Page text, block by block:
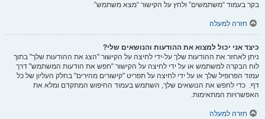
בקר בעמוד “משתמשים” ולחץ על הקישור “מצא משתמש”
חזרה למעלה
כיצד אני יכול למצוא את ההודעות והנושאים שלי?
ניתן לאחזר את ההודעות שלך על-ידי לחיצה על הקישור "הצג את ההודעות שלך" בתוך
לוח הבקרה למשתמש או על ידי לחיצה על הקישור "חפש את הודעות המשתמש" דרך
עמוד הפרופיל שלך או על ידי לחיצה על תפריט "קישורים מהירים" בחלק העליון של כל
דף. כדי לחפש את הנושאים שלך, השתמש בעמוד החיפוש המתקדם ומלא את
האפשרויות המתאימות.
חזרה למעלה